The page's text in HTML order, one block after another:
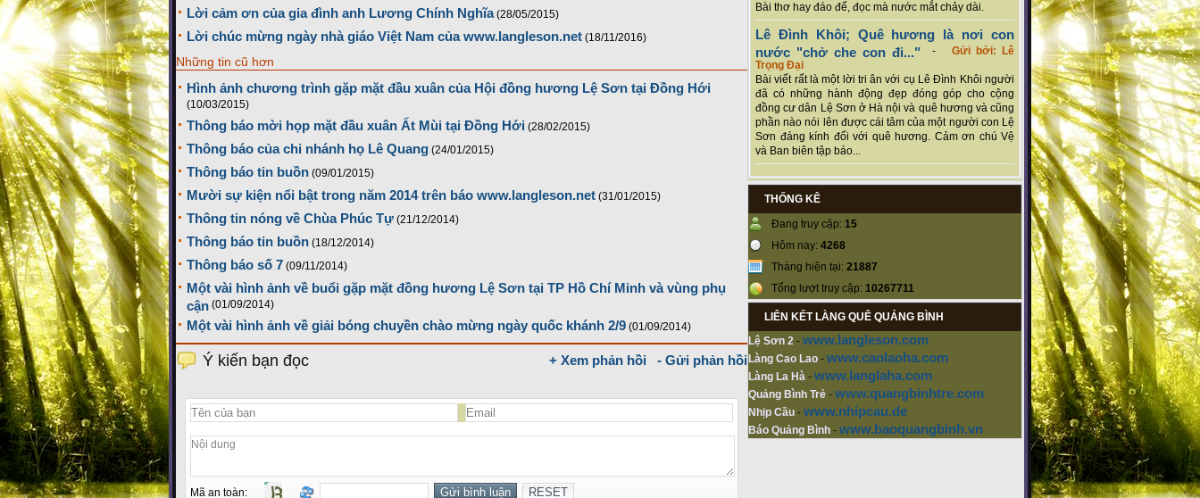
Lời cảm ơn của gia đình anh Lương Chính Nghĩa (28/05/2015)
Lời chúc mừng ngày nhà giáo Việt Nam của www.langleson.net (18/11/2016)
Những tin cũ hơn
Hình ảnh chương trình gặp mặt đầu xuân của Hội đồng hương Lệ Sơn tại Đồng Hới
(10/03/2015)
Thông báo mời họp mặt đầu xuân Ất Mùi tại Đồng Hới (28/02/2015)
Thông báo của chi nhánh họ Lê Quang (24/01/2015)
Thông báo tin buồn (09/01/2015)
Mười sự kiện nổi bật trong năm 2014 trên báo www.langleson.net (31/01/2015)
Thông tin nóng về Chùa Phúc Tự (21/12/2014)
Thông báo tin buồn (18/12/2014)
Thông báo số 7 (09/11/2014)
Một vài hình ảnh về buổi gặp mặt đồng hương Lệ Sơn tại TP Hồ Chí Minh và vùng phụ
cận (01/09/2014)
Một vài hình ảnh về giải bóng chuyền chào mừng ngày quốc khánh 2/9 (01/09/2014)
+ Xem phản hồi - Gửi phản hồi
Ý kiến bạn đọc
Mã an toàn:
Bài thơ hay đáo để, đọc mà nước mắt chảy dài.
Lê Đình Khôi; Quê hương là nơi con
nước "chở che con đi..." - Gửi bởi: Lê
Trọng Đại
Bài viết rất là một lời tri ân với cụ Lê Đình Khôi người
đã có những hành động đẹp đóng góp cho cộng
đồng cư dân Lệ Sơn ở Hà nội và quê hương và cũng
phần nào nói lên được cái tâm của một người con Lệ
Sơn đáng kính đối với quê hương. Cảm ơn chú Vệ
và Ban biên tập báo...
THỐNG KÊ
Đang truy cập: 15
Hôm nay: 4268
Tháng hiện tại: 21887
Tổng lượt truy cập: 10267711
LIÊN KẾT LÀNG QUÊ QUẢNG BÌNH
Lệ Sơn 2 - www.langleson.com
Làng Cao Lao - www.caolaoha.com
Làng La Hà - www.langlaha.com
Quảng Bình Trẻ - www.quangbinhtre.com
Nhịp Cầu - www.nhipcau.de
Báo Quảng Bình - www.baoquangbinh.vn